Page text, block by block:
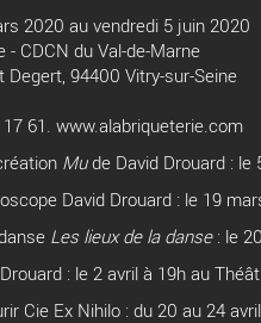
2020 au vendredi 5 juin 2020
- CDCN du Val-de-Marne
Degert, 94400 Vitry-sur-Seine
61. www.alabriqueterie.com
Mude David Drouard : le
David Drouard : le 19
Les lieux de la danse: le
: le 2 avril à 19h au
Cie Ex Nihilo : du 20 au 24